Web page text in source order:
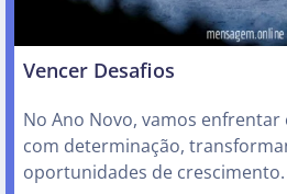
Vencer Desafios
No Ano Novo, vamos enfrentar
com determinação,
oportunidades de crescimento.